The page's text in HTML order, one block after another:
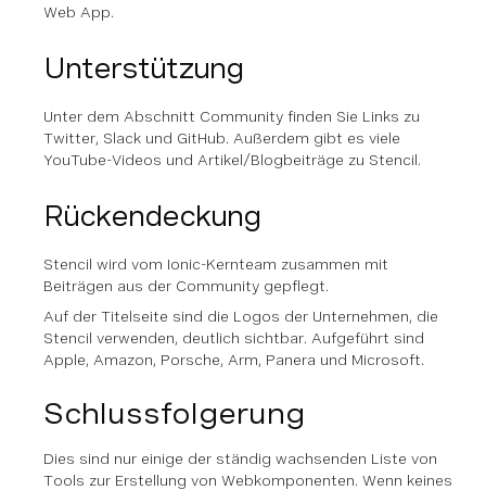
Web App.
Unterstützung
Unter dem Abschnitt Community finden Sie Links zu
Twitter, Slack und GitHub. Außerdem gibt es viele
YouTube-Videos und Artikel/Blogbeiträge zu Stencil.
Rückendeckung
Stencil wird vom Ionic-Kernteam zusammen mit
Beiträgen aus der Community gepflegt.
Auf der Titelseite sind die Logos der Unternehmen, die
Stencil verwenden, deutlich sichtbar. Aufgeführt sind
Apple, Amazon, Porsche, Arm, Panera und Microsoft.
Schlussfolgerung
Dies sind nur einige der ständig wachsenden Liste von
Tools zur Erstellung von Webkomponenten. Wenn keines